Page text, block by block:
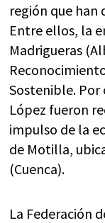
región que han
Entre ellos, la
Madrigueras
Sostenible. Por
López fueron
impulso de la
de Motilla,
(Cuenca).
La Federación